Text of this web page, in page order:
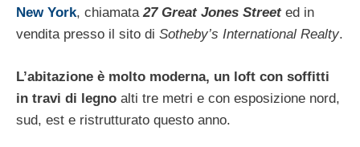
New York, chiamata27 Great Jones Streeted in
vendita presso il sito di Sotheby’s International Realty.
L’abitazione è molto moderna, un loft con soffitti
in travi di legno alti tre metri e con esposizione nord,
sud, est e ristrutturato questo anno.